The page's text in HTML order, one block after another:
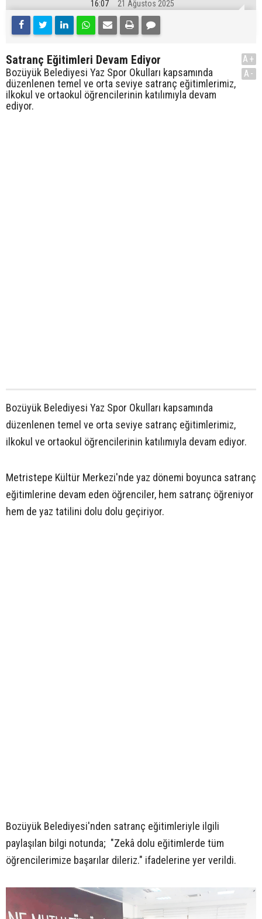
16:07 21 Ağustos 2025
Satranç Eğitimleri Devam Ediyor
Bozüyük Belediyesi Yaz Spor Okulları kapsamında
düzenlenen temel ve orta seviye satranç eğitimlerimiz,
ilkokul ve ortaokul öğrencilerinin katılımıyla devam
ediyor.
A+
A-
Bozüyük Belediyesi Yaz Spor Okulları kapsamında
düzenlenen temel ve orta seviye satranç eğitimlerimiz,
ilkokul ve ortaokul öğrencilerinin katılımıyla devam ediyor.
Metristepe Kültür Merkezi'nde yaz dönemi boyunca satranç
eğitimlerine devam eden öğrenciler, hem satranç öğreniyor
hem de yaz tatilini dolu dolu geçiriyor.
Bozüyük Belediyesi'nden satranç eğitimleriyle ilgili
paylaşılan bilgi notunda; "Zekâ dolu eğitimlerde tüm
öğrencilerimize başarılar dileriz." ifadelerine yer verildi.